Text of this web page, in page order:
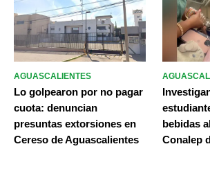
AGUASCALIENTES
Lo golpearon por no pagar
cuota: denuncian
presuntas extorsiones en
Cereso de Aguascalientes
bebidas
Conalep